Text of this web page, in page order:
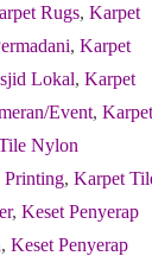
Rugs, Karpet
, Karpet
Lokal, Karpet
Event, Karpet
Nylon
, Karpet
, Keset Penyerap
, Keset Penyerap